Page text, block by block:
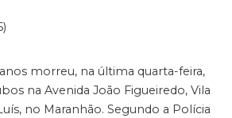
morreu, na última quarta-feira,
na Avenida João Figueiredo, Vila
no Maranhão. Segundo a Polícia